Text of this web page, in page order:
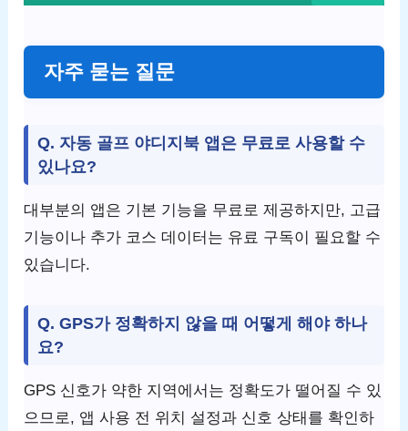
자주 묻는 질문
Q. 자동 골프 야디지북 앱은 무료로 사용할 수
있나요?
대부분의 앱은 기본 기능을 무료로 제공하지만, 고급
기능이나 추가 코스 데이터는 유료 구독이 필요할 수
있습니다.
Q. GPS가 정확하지 않을 때 어떻게 해야 하나
요?
GPS 신호가 약한 지역에서는 정확도가 떨어질 수 있
으므로, 앱 사용 전 위치 설정과 신호 상태를 확인하